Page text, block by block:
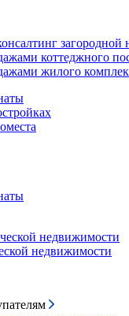
коттеджного
жилого
недвижимости
недвижимости